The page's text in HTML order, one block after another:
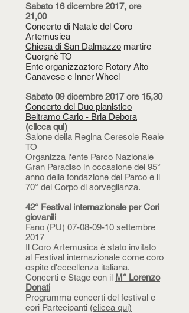
Sabato 16 dicembre 2017, ore
21,00
Concerto di Natale del Coro
Artemusica
Chiesa di San Dalmazzo martire
Cuorgnè TO
Ente organizzaztore Rotary Alto
Canavese e Inner Wheel
Sabato 09 dicembre 2017 ore 15,30
Concerto del Duo pianistico
Beltramo Carlo - Bria Debora
(clicca qui)
Salone della Regina Ceresole Reale
TO
Organizza l'ente Parco Nazionale
Gran Paradiso in occasione del 95°
anno della fondazione del Parco e il
70° del Corpo di sorveglianza.
42° Festival internazionale per Cori
giovanili
Fano (PU) 07-08-09-10 settembre
2017
Il Coro Artemusica è stato invitato
al Festival internazionale come coro
ospite d'eccellenza italiana.
Concerti e Stage con il M° Lorenzo
Donati
Programma concerti del festival e
cori Partecipanti (clicca qui)